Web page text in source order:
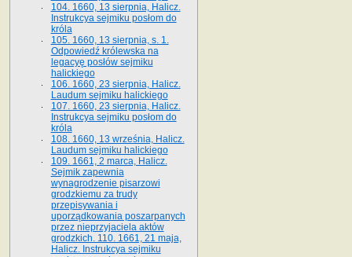
104. 1660, 13 sierpnia, Halicz.
Instrukcya sejmiku posłom do
króla
105. 1660, 13 sierpnia, s. 1.
Odpowiedź królewska na
legacyę posłów sejmiku
halickiego
106. 1660, 23 sierpnia, Halicz.
Laudum sejmiku halickiego
107. 1660, 23 sierpnia, Halicz.
Instrukcya sejmiku posłom do
króla
108. 1660, 13 września, Halicz.
Laudum sejmiku halickiego
109. 1661, 2 marca, Halicz.
Sejmik zapewnia
wynagrodzenie pisarzowi
grodzkiemu za trudy
przepisywania i
uporządkowania poszarpanych
przez nieprzyjaciela aktów
grodzkich. 110. 1661, 21 maja,
Halicz. Instrukcya sejmiku